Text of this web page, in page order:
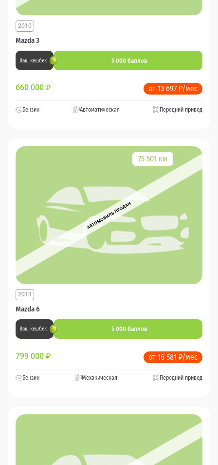
Mazda 3
2010
Ваш кешбек 5 000 баллов
660 000 ₽ от 13 697 ₽/мес
Бензин Автоматическая Передний привод
75 501 км
Mazda 6
2013
Ваш кешбек 5 000 баллов
799 000 ₽ от 16 581 ₽/мес
Бензин Механическая Передний привод